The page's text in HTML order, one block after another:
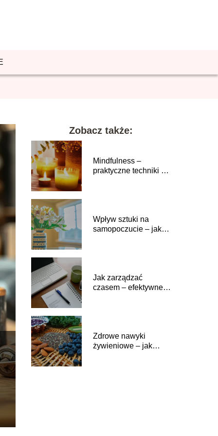
Zobacz także:
Mindfulness –
praktyczne techniki na
Wpływ sztuki na
samopoczucie – jak
Jak zarządzać
czasem – efektywne
Zdrowe nawyki
żywieniowe – jak